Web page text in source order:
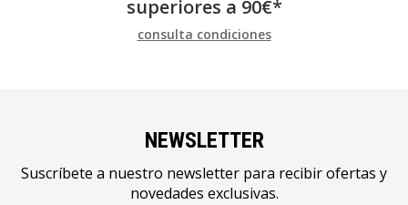
superiores a 90€*
consulta condiciones
NEWSLETTER
Suscríbete a nuestro newsletter para recibir ofertas y
novedades exclusivas.